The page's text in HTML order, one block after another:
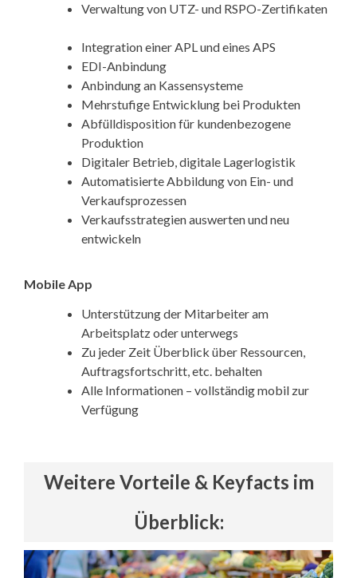
Verwaltung von UTZ- und RSPO-Zertifikaten
Integration einer APL und eines APS
EDI-Anbindung
Anbindung an Kassensysteme
Mehrstufige Entwicklung bei Produkten
Abfülldisposition für kundenbezogene
Produktion
Digitaler Betrieb, digitale Lagerlogistik
Automatisierte Abbildung von Ein- und
Verkaufsprozessen
Verkaufsstrategien auswerten und neu
entwickeln
Mobile App
Unterstützung der Mitarbeiter am
Arbeitsplatz oder unterwegs
Zu jeder Zeit Überblick über Ressourcen,
Auftragsfortschritt, etc. behalten
Alle Informationen – vollständig mobil zur
Verfügung
Weitere Vorteile & Keyfacts im
Überblick: